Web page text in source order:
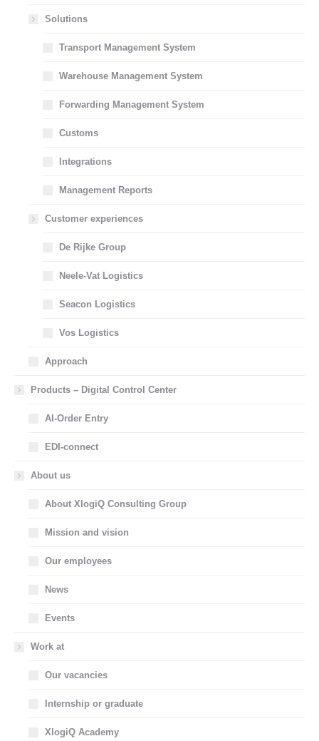
Solutions
Transport Management System
Warehouse Management System
Forwarding Management System
Customs
Integrations
Management Reports
Customer experiences
De Rijke Group
Neele-Vat Logistics
Seacon Logistics
Vos Logistics
Approach
Products – Digital Control Center
AI-Order Entry
EDI-connect
About us
About XlogiQ Consulting Group
Mission and vision
Our employees
News
Events
Work at
Our vacancies
Internship or graduate
XlogiQ Academy